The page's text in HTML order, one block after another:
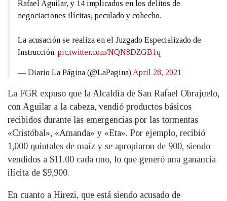
Rafael Aguilar, y 14 implicados en los delitos de
negociaciones ilícitas, peculado y cohecho.
La acusación se realiza en el Juzgado Especializado de
Instrucción. pic.twitter.com/NQN8DZGB1q
— Diario La Página (@LaPagina) April 28, 2021
La FGR expuso que la Alcaldía de San Rafael Obrajuelo,
con Aguilar a la cabeza, vendió productos básicos
recibidos durante las emergencias por las tormentas
«Cristóbal», «Amanda» y «Eta». Por ejemplo, recibió
1,000 quintales de maíz y se apropiaron de 900, siendo
vendidos a $11.00 cada uno, lo que generó una ganancia
ilícita de $9,900.
En cuanto a Hirezi, que está siendo acusado de